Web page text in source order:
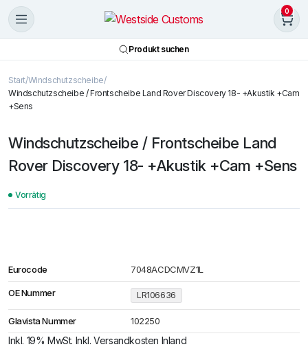
0
Produkt suchen
Start Windschutzscheibe
Windschutzscheibe / Frontscheibe Land Rover Discovery 18- +Akustik +Cam
+Sens
Windschutzscheibe / Frontscheibe Land
Rover Discovery 18- +Akustik +Cam +Sens
Vorrätig
Eurocode 7048ACDCMVZ1L
OE Nummer LR106636
Glavista Nummer 102250
Inkl. 19% MwSt. Inkl. Versandkosten Inland